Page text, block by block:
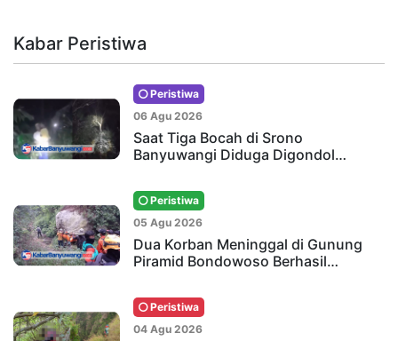
Kabar Peristiwa
Peristiwa
06 Agu 2026
Saat Tiga Bocah di Srono
Banyuwangi Diduga Digondol…
Peristiwa
05 Agu 2026
Dua Korban Meninggal di Gunung
Piramid Bondowoso Berhasil…
Peristiwa
04 Agu 2026